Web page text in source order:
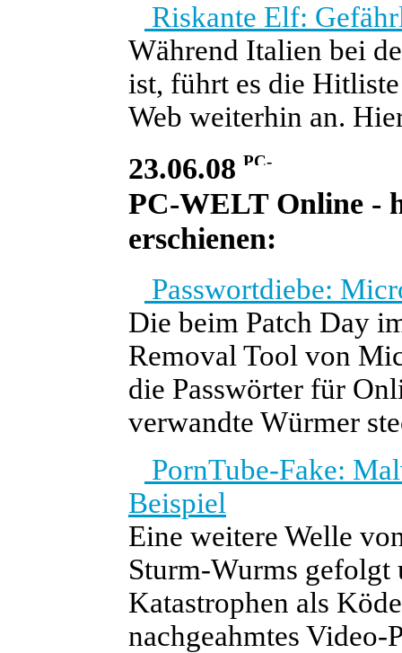
Riskante Elf:
Während Italien bei
ist, führt es die
Web weiterhin an.
23.06.08
PC-WELT Online -
erschienen:
Passwortdiebe:
Die beim Patch Day
Removal Tool von
die Passwörter für
verwandte Würmer
PornTube-Fake:
Beispiel
Eine weitere Welle
Sturm-Wurms
Katastrophen als
nachgeahmtes Video-